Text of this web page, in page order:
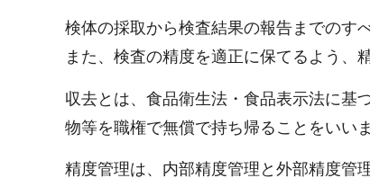
検体の採取から検査結果の報告までのす
また、検査の精度を適正に保てるよう
収去とは、食品衛生法・食品表示法に基
物等を職権で無償で持ち帰ることをいいま
精度管理は、内部精度管理と外部精度管